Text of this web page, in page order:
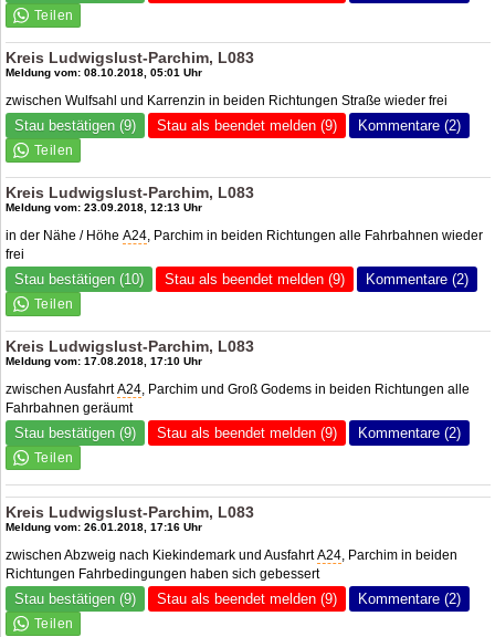
Kreis Ludwigslust-Parchim, L083
Meldung vom: 08.10.2018, 05:01 Uhr
zwischen Wulfsahl und Karrenzin in beiden Richtungen Straße wieder frei
Stau bestätigen (9) Stau als beendet melden (9) Kommentare (2)
Kreis Ludwigslust-Parchim, L083
Meldung vom: 23.09.2018, 12:13 Uhr
in der Nähe / HöheA24, Parchim in beiden Richtungen alle Fahrbahnen wieder
frei
Stau bestätigen (10) Stau als beendet melden (9) Kommentare (2)
Kreis Ludwigslust-Parchim, L083
Meldung vom: 17.08.2018, 17:10 Uhr
zwischen AusfahrtA24, Parchim und Groß Godems in beiden Richtungen alle
Fahrbahnen geräumt
Stau bestätigen (9) Stau als beendet melden (9) Kommentare (2)
Kreis Ludwigslust-Parchim, L083
Meldung vom: 26.01.2018, 17:16 Uhr
zwischen Abzweig nach Kiekindemark und AusfahrtA24, Parchim in beiden
Richtungen Fahrbedingungen haben sich gebessert
Stau bestätigen (9) Stau als beendet melden (9) Kommentare (2)